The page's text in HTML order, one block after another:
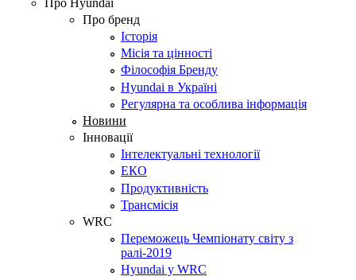
Про бренд
Історія
Місія та цінності
Філософія Бренду
Hyundai в Україні
Регулярна та особлива інформація
Новини
Інновації
Інтелектуальні технології
ЕКО
Продуктивність
Трансмісія
WRC
Переможець Чемпіонату світу з
ралі-2019
Hyundai у WRC